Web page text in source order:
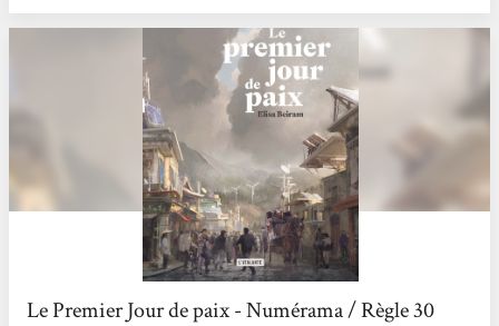
Le Premier Jour de paix - Numérama / Règle 30